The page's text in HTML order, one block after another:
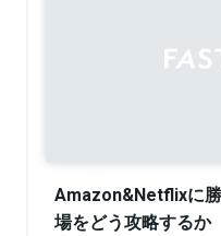
Amazon&Netflixに
場をどう攻略するか